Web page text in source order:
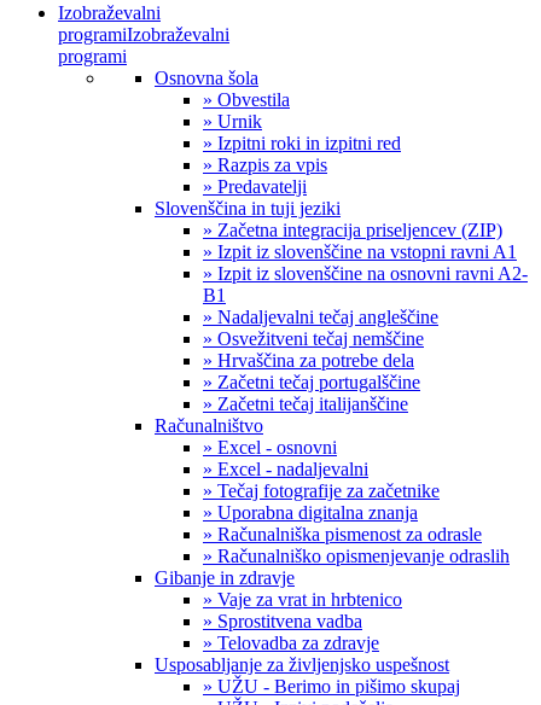
Izobraževalni
programiIzobraževalni
programi
Osnovna šola
» Obvestila
» Urnik
» Izpitni roki in izpitni red
» Razpis za vpis
» Predavatelji
Slovenščina in tuji jeziki
» Začetna integracija priseljencev (ZIP)
» Izpit iz slovenščine na vstopni ravni A1
» Izpit iz slovenščine na osnovni ravni A2-
B1
» Nadaljevalni tečaj angleščine
» Osvežitveni tečaj nemščine
» Hrvaščina za potrebe dela
» Začetni tečaj portugalščine
» Začetni tečaj italijanščine
Računalništvo
» Excel - osnovni
» Excel - nadaljevalni
» Tečaj fotografije za začetnike
» Uporabna digitalna znanja
» Računalniška pismenost za odrasle
» Računalniško opismenjevanje odraslih
Gibanje in zdravje
» Vaje za vrat in hrbtenico
» Sprostitvena vadba
» Telovadba za zdravje
Usposabljanje za življenjsko uspešnost
» UŽU - Berimo in pišimo skupaj